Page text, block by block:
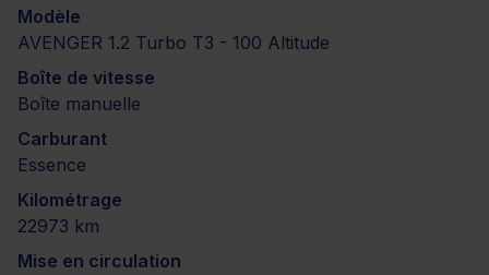
Modèle
AVENGER 1.2 Turbo T3 - 100 Altitude
Boîte de vitesse
Boîte manuelle
Carburant
Essence
Kilométrage
22973 km
Mise en circulation